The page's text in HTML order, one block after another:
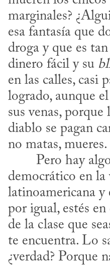
marginales?
esa fantasía que
droga y que es
dinero fácil y su
en las calles, casi
logrado, aunque
sus venas,
diablo se pagan
no matas, mueres.
democrático en la
latinoamericana y
por igual, estés en
de la clase que
te encuentra. Lo
¿verdad? Porque